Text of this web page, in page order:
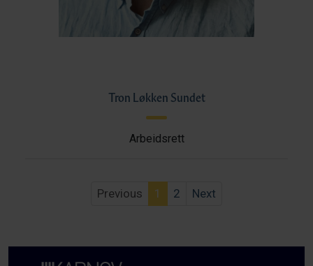
Tron Løkken Sundet
Arbeidsrett
Previous 1 2 Next